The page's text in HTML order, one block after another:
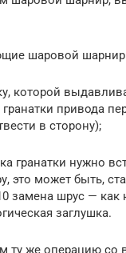
шаровой шарнир
которой
привода
в сторону);
гранатки нужно
это может быть,
замена шрус — как
заглушка.
ту же операцию со